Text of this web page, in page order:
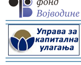
-
-